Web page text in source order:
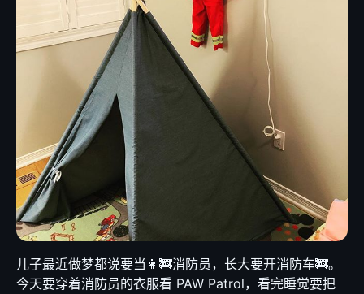
儿子最近做梦都说要当👩‍🚒消防员，长大要开消防车🚒。
今天要穿着消防员的衣服看 PAW Patrol，看完睡觉要把